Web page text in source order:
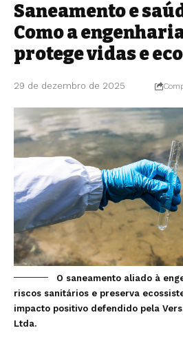
Saneamento e
Como a
protege vidas e
29 de dezembro de 2025
O saneamento aliado à
riscos sanitários e preserva
impacto positivo defendido pela
Ltda.